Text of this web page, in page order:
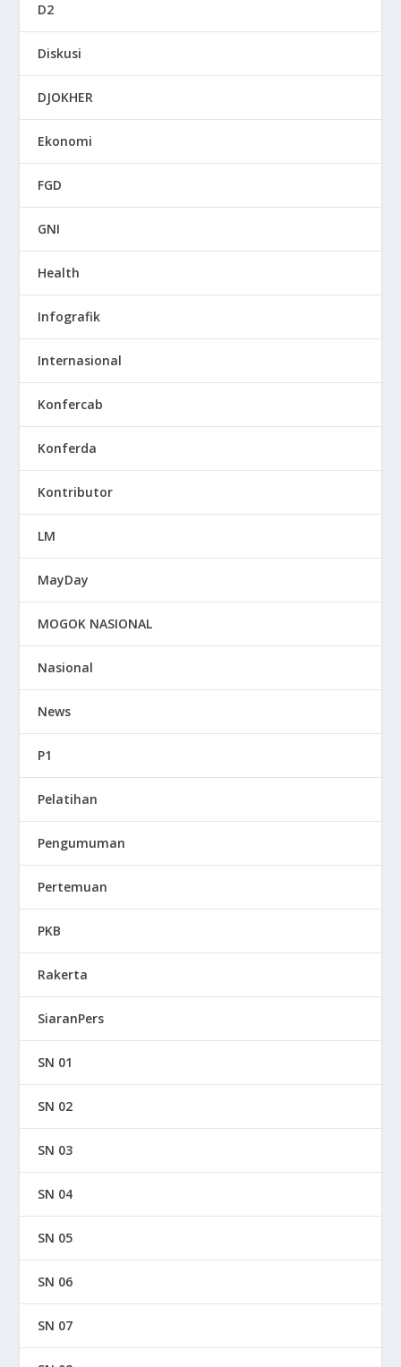
D2
Diskusi
DJOKHER
Ekonomi
FGD
GNI
Health
Infografik
Internasional
Konfercab
Konferda
Kontributor
LM
MayDay
MOGOK NASIONAL
Nasional
News
P1
Pelatihan
Pengumuman
Pertemuan
PKB
Rakerta
SiaranPers
SN 01
SN 02
SN 03
SN 04
SN 05
SN 06
SN 07